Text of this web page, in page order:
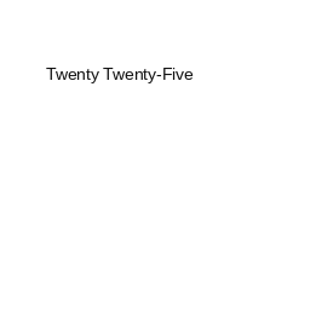
Twenty Twenty-Five